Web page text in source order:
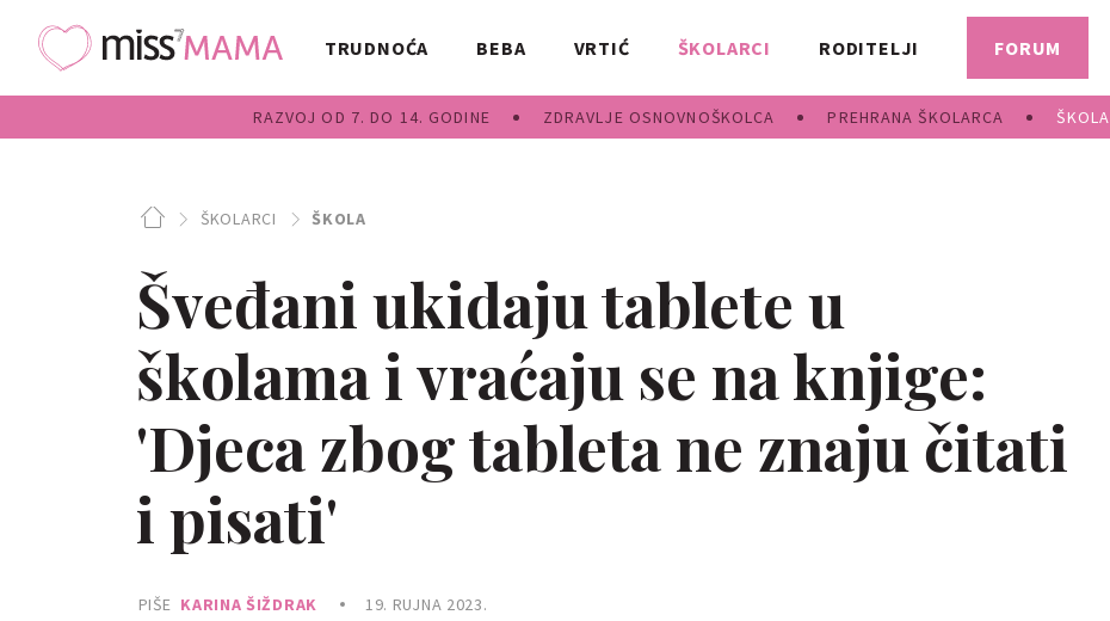
TRUDNOĆA BEBA VRTIĆ ŠKOLARCI
RAZVOJ OD 7. DO 14. GODINE ZDRAVLJE OSNOVNOŠKOLCA PREHRANA ŠKOLARCA ŠKOLA
RODITELJI FORUM
ŠKOLARCI ŠKOLA
Šveđani ukidaju tablete u
školama i vraćaju se na knjige:
'Djeca zbog tableta ne znaju čitati
i pisati'
PIŠE KARINA ŠIŽDRAK 19. RUJNA 2023.